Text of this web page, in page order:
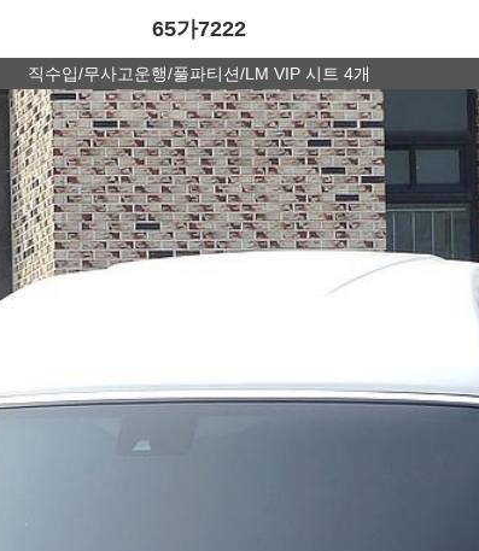
65가7222
직수입/무사고운행/풀파티션/LM VIP 시트 4개